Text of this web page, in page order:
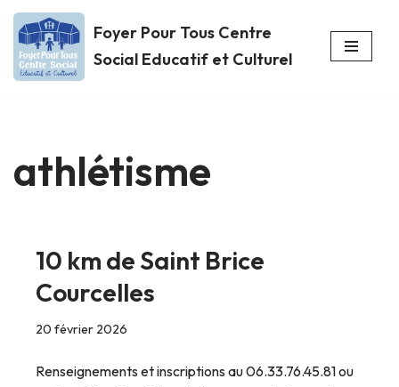
Aller
au
Foyer Pour Tous Centre
Social Educatif et Culturel
athlétisme
10 km de Saint Brice
Courcelles
20 février 2026
Renseignements et inscriptions au 06.33.76.45.81 ou